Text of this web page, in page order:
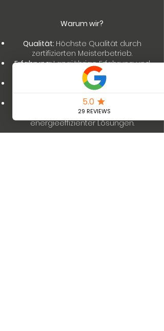
Warum wir?
Qualität: Höchste Qualität durch
zertifizierten Meisterbetrieb.
Erfahrung:Langjährige Erfahrung und
Fachkompetenz.
Kundenzufriedenheit:Ihr Vertrauen
und Ihre Zufriedenheit sind unser Ziel.
Umweltfreundlich:Einsatz
umweltfreundlicher und
energieeffizienter Lösungen.